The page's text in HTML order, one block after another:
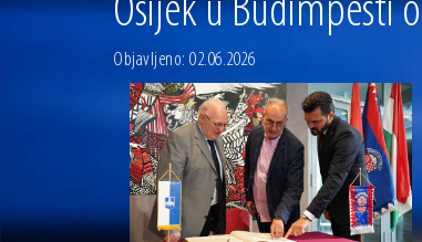
04.07.2026 | Zbog povoljnih vodostaja i
04.08.2026 | U Osijeku obilježen Dan pobjede i
Osijek u Budimpešti
Objavljeno: 02.06.2026